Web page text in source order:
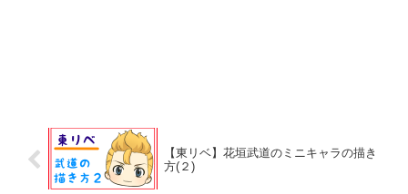
【東リベ】花垣武道のミニキャラの描き
方(２)